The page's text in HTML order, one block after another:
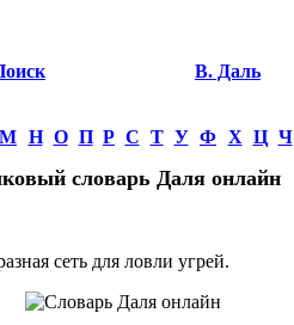
В. Даль
М Н О П Р С Т У Ф Х Ц Ч
словарь Даля онлайн
сеть для ловли угрей.